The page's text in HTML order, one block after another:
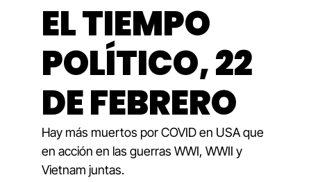
EL TIEMPO
POLÍTICO, 22
DE FEBRERO
Hay más muertos por COVID en USA que
en acción en las guerras WWI, WWII y
Vietnam juntas.